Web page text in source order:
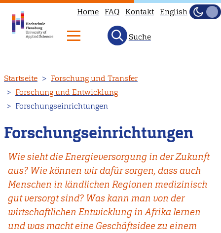
zum
Inhalt
Home FAQ Kontakt English
Hell
Suche
Startseite
Forschung und Transfer
Forschung und Entwicklung
Forschungseinrichtungen
Forschungseinrichtungen
Wie sieht die Energieversorgung in der Zukunft
aus? Wie können wir dafür sorgen, dass auch
Menschen in ländlichen Regionen medizinisch
gut versorgt sind? Was kann man von der
wirtschaftlichen Entwicklung in Afrika lernen
und was macht eine Geschäftsidee zu einem